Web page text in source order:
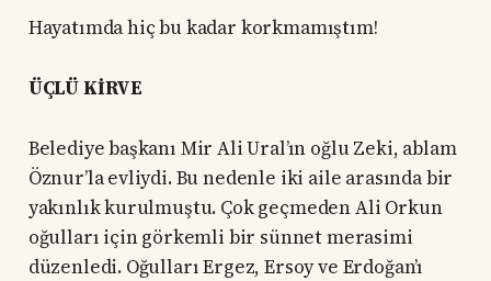
Hayatımda hiç bu kadar korkmamıştım!
ÜÇLÜ KİRVE
Belediye başkanı Mir Ali Ural’ın oğlu Zeki, ablam
Öznur’la evliydi. Bu nedenle iki aile arasında bir
yakınlık kurulmuştu. Çok geçmeden Ali Orkun
oğulları için görkemli bir sünnet merasimi
düzenledi. Oğulları Ergez, Ersoy ve Erdoğan’ı